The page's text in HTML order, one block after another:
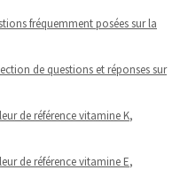
fréquemment posées sur la
de questions et réponses sur
de référence vitamine K,
de référence vitamine E,